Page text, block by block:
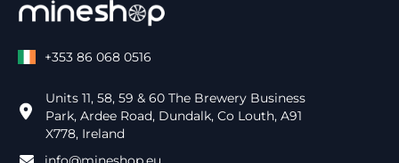
+353 86 068 0516
Units 11, 58, 59 & 60 The Brewery Business
Park, Ardee Road, Dundalk, Co Louth, A91
X778, Ireland